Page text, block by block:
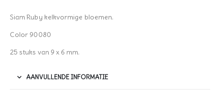
Siam Ruby kelkvormige bloemen.
Color 90080
25 stuks van 9 x 6 mm.
AANVULLENDE INFORMATIE